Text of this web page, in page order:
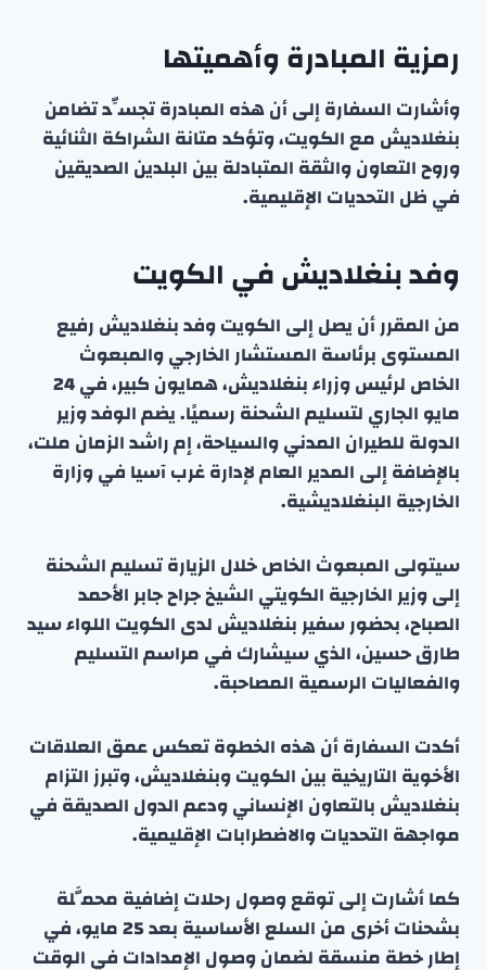
رمزية المبادرة وأهميتها
وأشارت السفارة إلى أن هذه المبادرة تجسِّد تضامن
بنغلاديش مع الكويت، وتؤكد متانة الشراكة الثنائية
وروح التعاون والثقة المتبادلة بين البلدين الصديقين
في ظل التحديات الإقليمية.
وفد بنغلاديش في الكويت
من المقرر أن يصل إلى الكويت وفد بنغلاديش رفيع
المستوى برئاسة المستشار الخارجي والمبعوث
الخاص لرئيس وزراء بنغلاديش، همايون كبير، في 24
مايو الجاري لتسليم الشحنة رسميًا. يضم الوفد وزير
الدولة للطيران المدني والسياحة، إم راشد الزمان ملت،
بالإضافة إلى المدير العام لإدارة غرب آسيا في وزارة
الخارجية البنغلاديشية.
سيتولى المبعوث الخاص خلال الزيارة تسليم الشحنة
إلى وزير الخارجية الكويتي الشيخ جراح جابر الأحمد
الصباح، بحضور سفير بنغلاديش لدى الكويت اللواء سيد
طارق حسين، الذي سيشارك في مراسم التسليم
والفعاليات الرسمية المصاحبة.
أكدت السفارة أن هذه الخطوة تعكس عمق العلاقات
الأخوية التاريخية بين الكويت وبنغلاديش، وتبرز التزام
بنغلاديش بالتعاون الإنساني ودعم الدول الصديقة في
مواجهة التحديات والاضطرابات الإقليمية.
كما أشارت إلى توقع وصول رحلات إضافية محمَّلة
بشحنات أخرى من السلع الأساسية بعد 25 مايو، في
إطار خطة منسقة لضمان وصول الإمدادات في الوقت